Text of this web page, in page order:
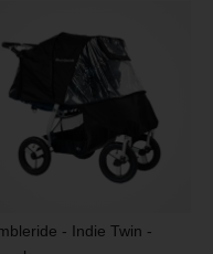
- Indie Twin -